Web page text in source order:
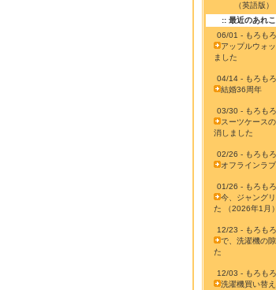
（英語版）
:: 最近のあれ
06/01 - もろも
アップルウォ
ました
04/14 - もろも
結婚36周年
03/30 - もろも
スーツケース
消しました
02/26 - もろも
オフラインラ
01/26 - もろも
今、ジャング
た （2026年1月）
12/23 - もろも
で、洗濯機の隙
た
12/03 - もろも
洗濯機買い替